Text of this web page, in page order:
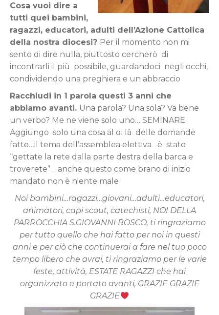
Cosa vuoi dire a
tutti quei bambini,
ragazzi, educatori, adulti dell’Azione Cattolica
della nostra diocesi? Per il momento non mi
sento di dire nulla, piuttosto cercherò di
incontrarli il più possibile, guardandoci negli occhi,
condividendo una preghiera e un abbraccio
Racchiudi in 1 parola questi 3 anni che
abbiamo avanti. Una parola? Una sola? Va bene
un verbo? Me ne viene solo uno… SEMINARE
Aggiungo solo una cosa al di là delle domande
fatte…il tema dell’assemblea elettiva è stato
“gettate la rete dalla parte destra della barca e
troverete”… anche questo come brano di inizio
mandato non è niente male
Noi bambini…ragazzi…giovani…adulti…educatori,
animatori, capi scout, catechisti, NOI DELLA
PARROCCHIA S.GIOVANNI BOSCO, ti ringraziamo
per tutto quello che hai fatto per noi in questi
anni e per ciò che continuerai a fare nel tuo poco
tempo libero che avrai, ti ringraziamo per le varie
feste, attività, ESTATE RAGAZZI che hai
organizzato e portato avanti, GRAZIE GRAZIE
GRAZIE